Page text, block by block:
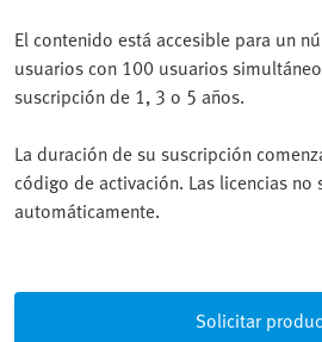
El contenido está accesible para un
usuarios con 100 usuarios
suscripción de 1, 3 o 5 años.
La duración de su suscripción
código de activación. Las licencias no
automáticamente.
Solicitar